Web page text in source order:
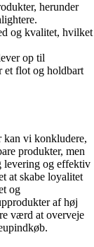
herunder
og kvalitet, hvilket
op til
et flot og holdbart
kan vi konkludere,
produkter, men
levering og effektiv
at skabe loyalitet
og
af høj
værd at overveje